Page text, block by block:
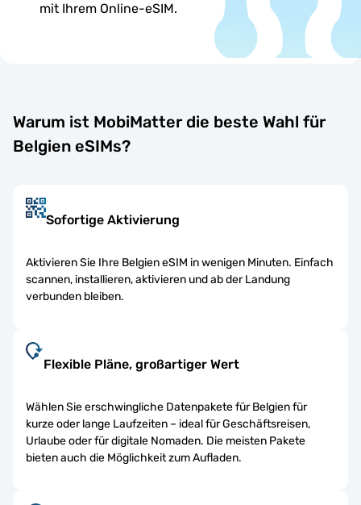
mit Ihrem Online-eSIM.
Warum ist MobiMatter die beste Wahl für
Belgien eSIMs?
Sofortige Aktivierung
Aktivieren Sie Ihre Belgien eSIM in wenigen Minuten. Einfach
scannen, installieren, aktivieren und ab der Landung
verbunden bleiben.
Flexible Pläne, großartiger Wert
Wählen Sie erschwingliche Datenpakete für Belgien für
kurze oder lange Laufzeiten – ideal für Geschäftsreisen,
Urlaube oder für digitale Nomaden. Die meisten Pakete
bieten auch die Möglichkeit zum Aufladen.